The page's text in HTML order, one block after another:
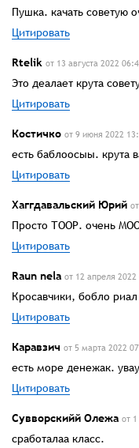
Пушка. качать советую
Цитировать
Rtelik от 13 августа 2022
Это деалает крута
Цитировать
Костичко от 9 июня 2022
есть баблоосыы. крута
Цитировать
Хаггдавальский Юрий
Просто ТООР. очень
Цитировать
Raun nela от 12 апреля
Кросавчики, бобло
Цитировать
Каравзич от 5 марта 2022
есть море денежак.
Цитировать
Сувворскийй Олежа от
сработалаа класс.